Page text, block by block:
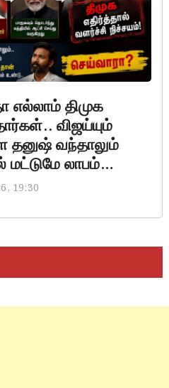
எல்லாம் திமுக
விஜய்யும்
தனுஷ் வந்தாலும்
மட்டுமே லாபம்…
19:30